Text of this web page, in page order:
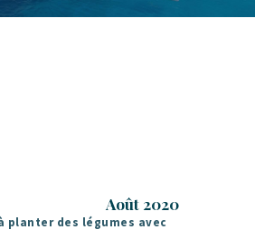
Août 2020
planter des légumes avec